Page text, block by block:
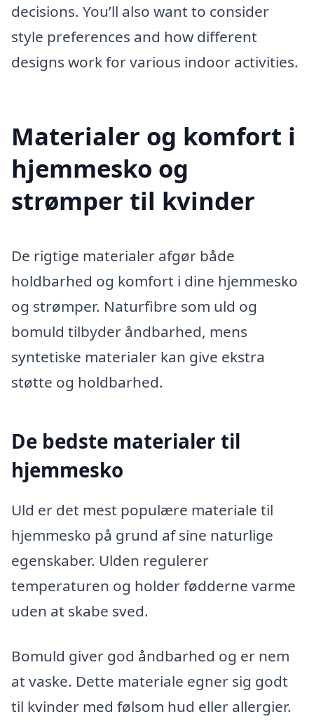
decisions. You’ll also want to consider
style preferences and how different
designs work for various indoor activities.
Materialer og komfort i
hjemmesko og
strømper til kvinder
De rigtige materialer afgør både
holdbarhed og komfort i dine hjemmesko
og strømper. Naturfibre som uld og
bomuld tilbyder åndbarhed, mens
syntetiske materialer kan give ekstra
støtte og holdbarhed.
De bedste materialer til
hjemmesko
Uld er det mest populære materiale til
hjemmesko på grund af sine naturlige
egenskaber. Ulden regulerer
temperaturen og holder fødderne varme
uden at skabe sved.
Bomuld giver god åndbarhed og er nem
at vaske. Dette materiale egner sig godt
til kvinder med følsom hud eller allergier.